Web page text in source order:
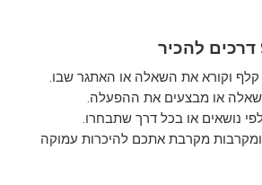
וקורא את השאלה או האתגר שבו.
או מבצעים את ההפעלה.
נושאים או בכל דרך שתבחרו.
מקרבת אתכם להיכרות עמוקה